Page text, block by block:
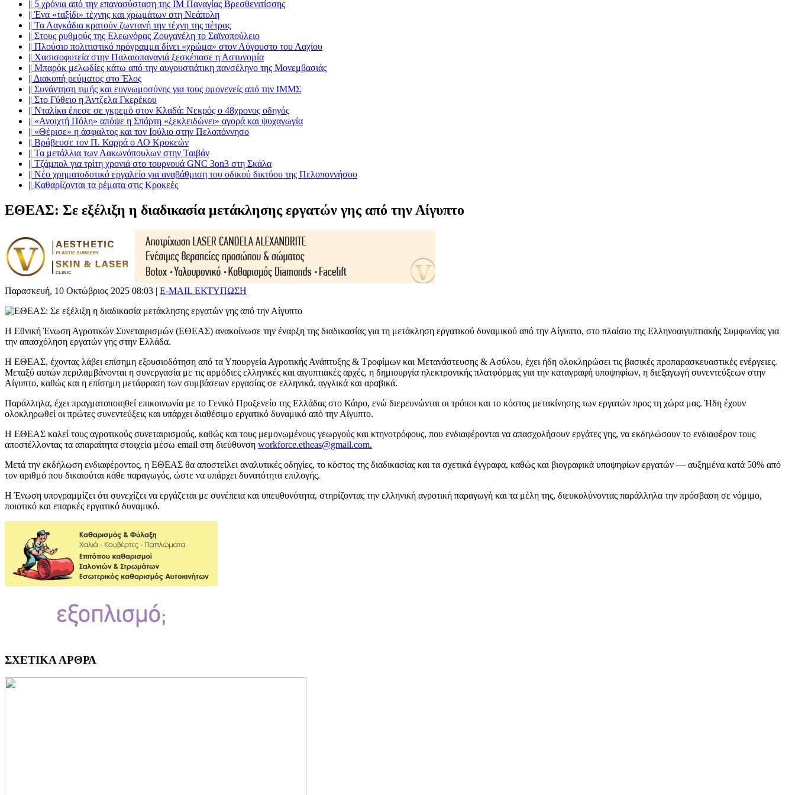
|| 5 χρόνια από την επανασύσταση της ΙΜ Παναγίας Βρεσθενιτίσσης
|| Ένα «ταξίδι» τέχνης και χρωμάτων στη Νεάπολη
|| Τα Λαγκάδια κρατούν ζωντανή την τέχνη της πέτρας
|| Στους ρυθμούς της Ελεωνόρας Ζουγανέλη το Σαϊνοπούλειο
|| Πλούσιο πολιτιστικό πρόγραμμα δίνει «χρώμα» στον Αύγουστο του Λαχίου
|| Χασισοφυτεία στην Παλαιοπαναγιά ξεσκέπασε η Αστυνομία
|| Μπαρόκ μελωδίες κάτω από την αυγουστιάτικη πανσέληνο της Μονεμβασιάς
|| Διακοπή ρεύματος στο Έλος
|| Συνάντηση τιμής και ευγνωμοσύνης για τους ομογενείς από την ΙΜΜΣ
|| Στο Γύθειο η Άντζελα Γκερέκου
|| Νταλίκα έπεσε σε γκρεμό στον Κλαδά: Νεκρός ο 48χρονος οδηγός
|| «Ανοιχτή Πόλη» απόψε η Σπάρτη «ξεκλειδώνει» αγορά και ψυχαγωγία
|| «Θέρισε» η άσφαλτος και τον Ιούλιο στην Πελοπόννησο
|| Βράβευσε τον Π. Καρρά ο ΑΟ Κροκεών
|| Τα μετάλλια των Λακωνόπουλων στην Ταιβάν
|| Τζάμπολ για τρίτη χρονιά στο τουρνουά GNC 3on3 στη Σκάλα
|| Νέο χρηματοδοτικό εργαλείο για αναβάθμιση του οδικού δικτύου της Πελοποννήσου
|| Καθαρίζονται τα ρέματα στις Κροκεές
ΕΘΕΑΣ: Σε εξέλιξη η διαδικασία μετάκλησης εργατών γης από την Αίγυπτο
Παρασκευή, 10 Οκτώβριος 2025 08:03 | E-MAIL ΕΚΤΥΠΩΣΗ
Η Εθνική Ένωση Αγροτικών Συνεταιρισμών (ΕΘΕΑΣ) ανακοίνωσε την έναρξη της διαδικασίας για τη μετάκληση εργατικού δυναμικού από την Αίγυπτο, στο πλαίσιο της Ελληνοαιγυπτιακής Συμφωνίας για
την απασχόληση εργατών γης στην Ελλάδα.
Η ΕΘΕΑΣ, έχοντας λάβει επίσημη εξουσιοδότηση από τα Υπουργεία Αγροτικής Ανάπτυξης & Τροφίμων και Μετανάστευσης & Ασύλου, έχει ήδη ολοκληρώσει τις βασικές προπαρασκευαστικές ενέργειες.
Μεταξύ αυτών περιλαμβάνονται η συνεργασία με τις αρμόδιες ελληνικές και αιγυπτιακές αρχές, η δημιουργία ηλεκτρονικής πλατφόρμας για την καταγραφή υποψηφίων, η διεξαγωγή συνεντεύξεων στην
Αίγυπτο, καθώς και η επίσημη μετάφραση των συμβάσεων εργασίας σε ελληνικά, αγγλικά και αραβικά.
Παράλληλα, έχει πραγματοποιηθεί επικοινωνία με το Γενικό Προξενείο της Ελλάδας στο Κάιρο, ενώ διερευνώνται οι τρόποι και το κόστος μετακίνησης των εργατών προς τη χώρα μας. Ήδη έχουν
ολοκληρωθεί οι πρώτες συνεντεύξεις και υπάρχει διαθέσιμο εργατικό δυναμικό από την Αίγυπτο.
Η ΕΘΕΑΣ καλεί τους αγροτικούς συνεταιρισμούς, καθώς και τους μεμονωμένους γεωργούς και κτηνοτρόφους, που ενδιαφέρονται να απασχολήσουν εργάτες γης, να εκδηλώσουν το ενδιαφέρον τους
αποστέλλοντας τα απαραίτητα στοιχεία μέσω email στη διεύθυνση workforce.etheas@gmail.com.
Μετά την εκδήλωση ενδιαφέροντος, η ΕΘΕΑΣ θα αποστείλει αναλυτικές οδηγίες, το κόστος της διαδικασίας και τα σχετικά έγγραφα, καθώς και βιογραφικά υποψηφίων εργατών — αυξημένα κατά 50% από
τον αριθμό που δικαιούται κάθε παραγωγός, ώστε να υπάρχει δυνατότητα επιλογής.
Η Ένωση υπογραμμίζει ότι συνεχίζει να εργάζεται με συνέπεια και υπευθυνότητα, στηρίζοντας την ελληνική αγροτική παραγωγή και τα μέλη της, διευκολύνοντας παράλληλα την πρόσβαση σε νόμιμο,
ποιοτικό και επαρκές εργατικό δυναμικό.
ΣΧΕΤΙΚΑ ΑΡΘΡΑ